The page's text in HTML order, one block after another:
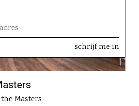
Masters